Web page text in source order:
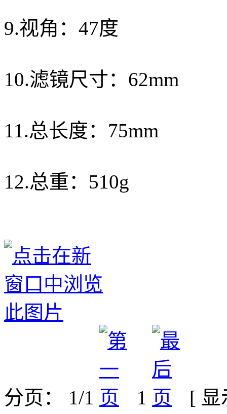
9.视角：47度
10.滤镜尺寸：62mm
11.总长度：75mm
12.总重：510g
分页： 1/1 1 [